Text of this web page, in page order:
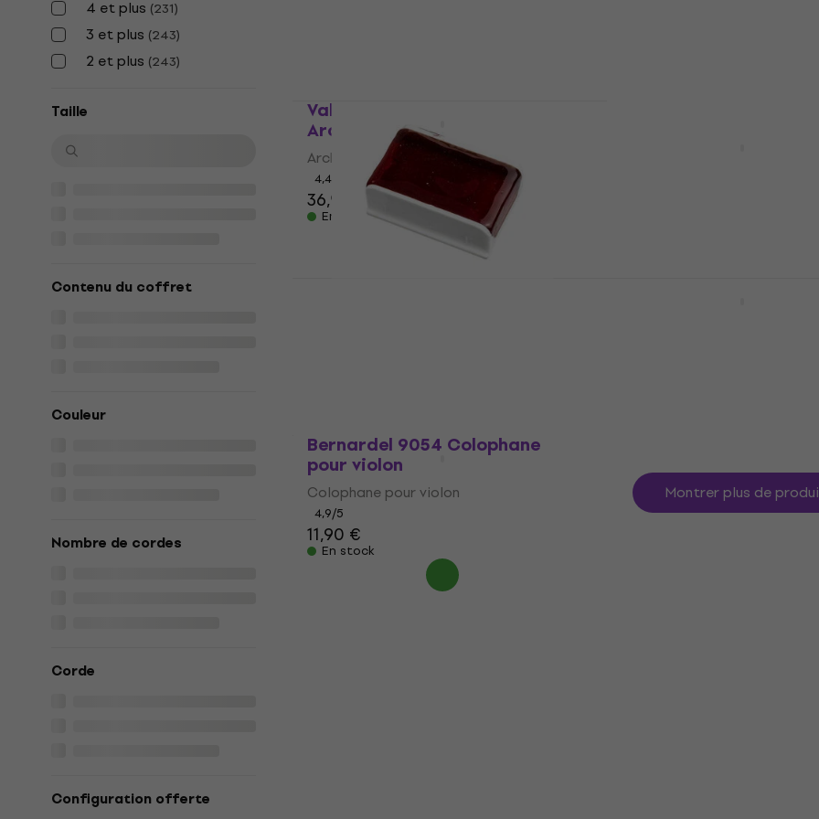
4 et plus (231)
3 et plus (243)
2 et plus (243)
Taille
Contenu du coffret
Couleur
Nombre de cordes
Corde
Configuration offerte
Valencia VBW200 OS 4/4
Archet
Archet
4,4
36,90 €
En stock
Bernardel 9054 Colophane
pour violon
Colophane pour violon
4,9/5
11,90 €
En stock
Montrer plus de